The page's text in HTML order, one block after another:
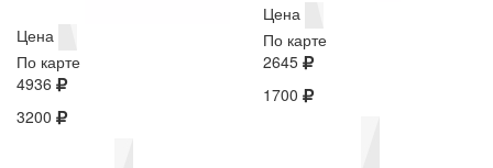
Цена
По карте
4936
3200
Цена
По карте
2645
1700